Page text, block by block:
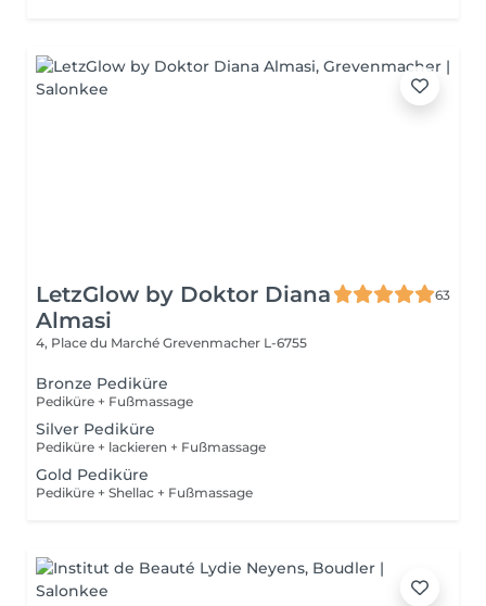
LetzGlow by Doktor Diana
Almasi
63
4, Place du Marché Grevenmacher L-6755
Bronze Pediküre
Pediküre + Fußmassage
Silver Pediküre
Pediküre + lackieren + Fußmassage
Gold Pediküre
Pediküre + Shellac + Fußmassage